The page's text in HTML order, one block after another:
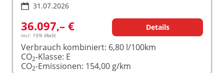
31.07.2026
36.097,– €
incl. 19% MwSt.
Details
Verbrauch kombiniert: 6,80 l/100km
CO2-Klasse: E
CO2-Emissionen: 154,00 g/km